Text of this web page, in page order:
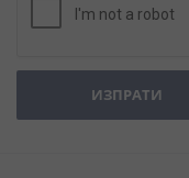
ИЗПРАТИ